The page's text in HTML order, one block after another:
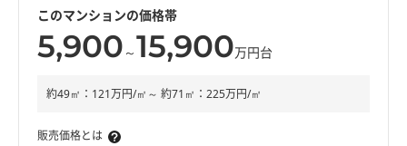
このマンションの価格帯
5,900 ～15,900万円台
約49㎡：121万円/㎡～ 約71㎡：225万円/㎡
販売価格とは